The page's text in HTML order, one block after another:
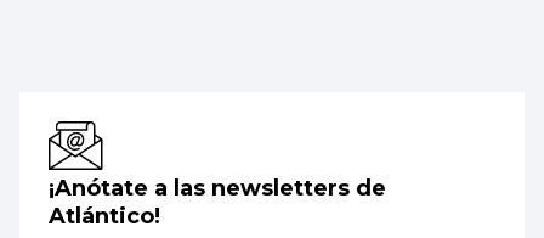
¡Anótate a las newsletters de
Atlántico!